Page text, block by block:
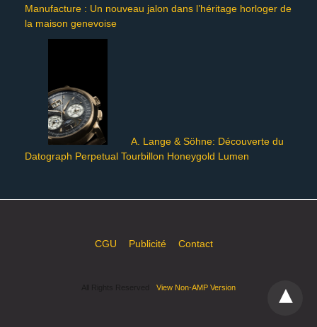
Manufacture : Un nouveau jalon dans l’héritage horloger de
la maison genevoise
A. Lange & Söhne: Découverte du
Datograph Perpetual Tourbillon Honeygold Lumen
CGU Publicité Contact
View Non-AMP Version